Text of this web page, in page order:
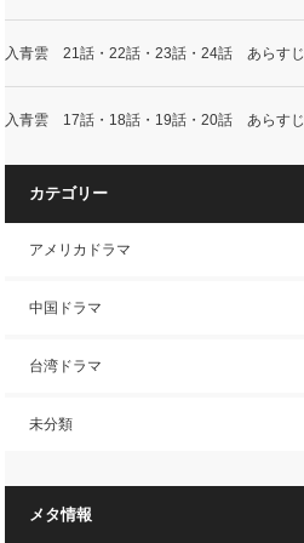
入青雲 21話・22話・23話・24話 あらすじ
入青雲 17話・18話・19話・20話 あらすじ
カテゴリー
アメリカドラマ
中国ドラマ
台湾ドラマ
未分類
メタ情報